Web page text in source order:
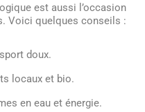
est aussi l’occasion
Voici quelques conseils :
doux.
locaux et bio.
en eau et énergie.